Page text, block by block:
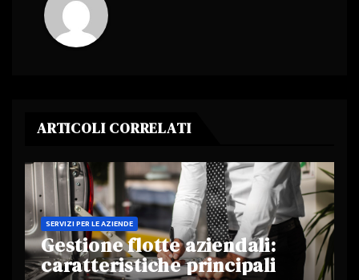
ARTICOLI CORRELATI
SERVIZI PER LE AZIENDE
Gestione flotte aziendali:
caratteristiche principali